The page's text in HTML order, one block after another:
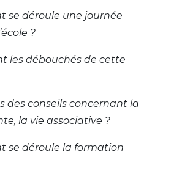
se déroule une journée
?
les débouchés de cette
des conseils concernant la
la vie associative ?
se déroule la formation